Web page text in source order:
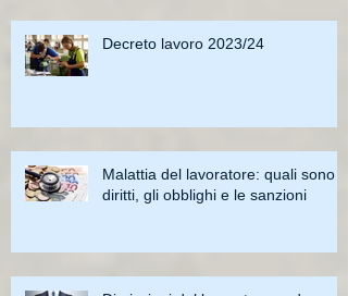
Decreto lavoro 2023/24
Malattia del lavoratore: quali sono i
diritti, gli obblighi e le sanzioni